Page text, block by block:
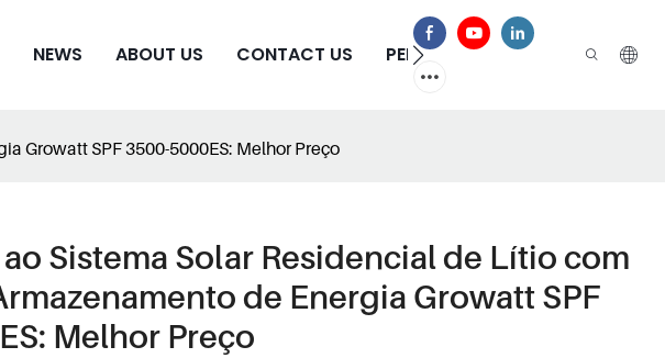
NEWS ABOUT US CONTACT US PERGUNTAS FREQUENTES
Growatt SPF 3500-5000ES: Melhor Preço
Sistema Solar Residencial de Lítio com
de Energia Growatt SPF
Melhor Preço